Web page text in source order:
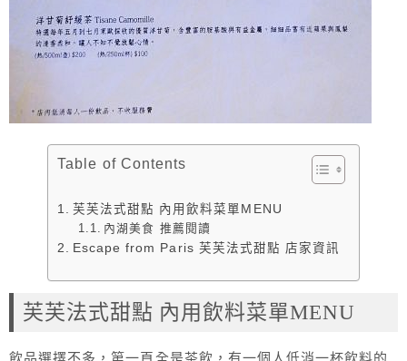
Table of Contents
芙芙法式甜點 內用飲料菜單MENU
內湖美食 推薦閱讀
Escape from Paris 芙芙法式甜點 店家資訊
芙芙法式甜點 內用飲料菜單MENU
飲品選擇不多，第一頁全是茶飲，有一個人低消一杯飲料的